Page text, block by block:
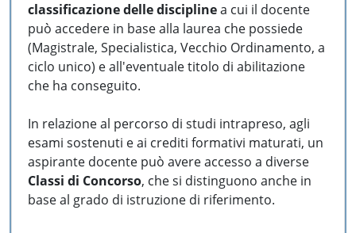
classificazione delle disciplinea cui il docente
può accedere in base alla laurea che possiede
(Magistrale, Specialistica, Vecchio Ordinamento, a
ciclo unico) e all'eventuale titolo di abilitazione
che ha conseguito.
In relazione al percorso di studi intrapreso, agli
esami sostenuti e ai crediti formativi maturati, un
aspirante docente può avere accesso a diverse
Classi di Concorso, che si distinguono anche in
base al grado di istruzione di riferimento.